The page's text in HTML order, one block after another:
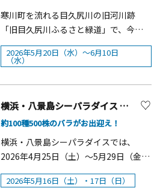
生は、『大長編ドラえもん』シリーズ
に取りかかるとき、いつも「次はドラ
えもんたちにどんな舞台を冒険させよ
うか」と考えていました。白亜紀・宇
藤子・F・不二雄先生。いつか海底を舞
台にした長編を描きたいと思いながら
も、ものすごい水圧がのしかかる暗黒
の世界では、重苦しく暗～いまんがに
なってしまうのでは、と心配していま
した。そんなとき、ひとつの「ひらめ
市・調布市在住の65歳以上の方と、一
緒に入園するご家族の入園料が半額の
400円（小学生はチケット窓口価格で
200円）になります。花景の湯では、2
が1,500円（通常価格：大人平日2,300
円）になります。 HANA・BIYORI園
内では寒紅梅・白加賀・紅千鳥など約
200本の梅が見られます。花景の湯では
期間中、露天風呂にて「梅の替わり
湯」や、内湯サウナにて、熱々のサウ
寒川町を流れる目久尻川の旧河川跡
「旧目久尻川ふるさと緑道」で、今年
もゲンジボタルの羽化観察会が開催さ
れます。 この取り組みを続けているの
「さむかわエコネット」。かつてこの
地に舞っていたホタルの光景をよみが
続けています。 今年は、3月に約900匹
の幼虫を水路へ放流し、これまでに最
大40匹の発光・飛翔を確認。暗闇の中
でふわりと舞うゲンジボタルのやさし
い光は、初夏の夜を幻想的に彩りま
2026年5月20日（水）～6月10日
（水）
横浜・八景島シーパラダイス はなパラ第２弾「第11回八景島バラフェスタ」【横浜市】
約100種500株のバラがお出迎え！
横浜・八景島シーパラダイスでは、
2026年4月25日（土）～5月29日（金）
の期間、「生きものたちと花々の競
演」をテーマとしたイベント『はなパ
2026年5月16日（土）・17日（日）